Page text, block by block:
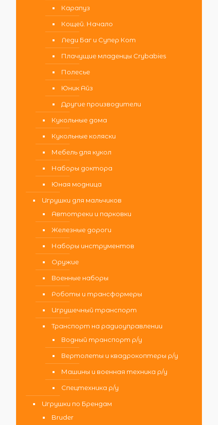
Карапуз
Кощей. Начало
Леди Баг и Супер Кот
Плачущие младенцы Crybabies
Полесье
Юник Айз
Другие производители
Кукольные дома
Кукольные коляски
Мебель для кукол
Наборы доктора
Юная модница
Игрушки для мальчиков
Автотреки и парковки
Железные дороги
Наборы инструментов
Оружие
Военные наборы
Роботы и трансформеры
Игрушечный транспорт
Транспорт на радиоуправлении
Водный транспорт р/у
Вертолеты и квадрокоптеры р/у
Машины и военная техника р/у
Спецтехника р/у
Игрушки по Брендам
Bruder